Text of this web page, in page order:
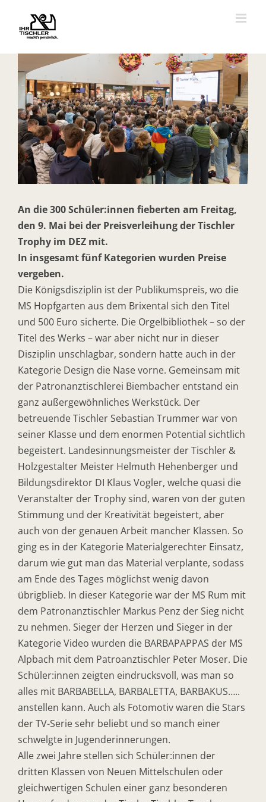
springen
grösseres
Bild
An die 300 Schüler:innen fieberten am Freitag,
den 9. Mai bei der Preisverleihung der Tischler
Trophy im DEZ mit.
In insgesamt fünf Kategorien wurden Preise
vergeben.
Die Königsdisziplin ist der Publikumspreis, wo die
MS Hopfgarten aus dem Brixental sich den Titel
und 500 Euro sicherte. Die Orgelbibliothek – so der
Titel des Werks – war aber nicht nur in dieser
Disziplin unschlagbar, sondern hatte auch in der
Kategorie Design die Nase vorne. Gemeinsam mit
der Patronanztischlerei Biembacher entstand ein
ganz außergewöhnliches Werkstück. Der
betreuende Tischler Sebastian Trummer war von
seiner Klasse und dem enormen Potential sichtlich
begeistert. Landesinnungsmeister der Tischler &
Holzgestalter Meister Helmuth Hehenberger und
Bildungsdirektor DI Klaus Vogler, welche quasi die
Veranstalter der Trophy sind, waren von der guten
Stimmung und der Kreativität begeistert, aber
auch von der genauen Arbeit mancher Klassen. So
ging es in der Kategorie Materialgerechter Einsatz,
darum wie gut man das Material verplante, sodass
am Ende des Tages möglichst wenig davon
übrigblieb. In dieser Kategorie war der MS Rum mit
dem Patronanztischler Markus Penz der Sieg nicht
zu nehmen. Sieger der Herzen und Sieger in der
Kategorie Video wurden die BARBAPAPPAS der MS
Alpbach mit dem Patroanztischler Peter Moser. Die
Schüler:innen zeigten eindrucksvoll, was man so
alles mit BARBABELLA, BARBALETTA, BARBAKUS…..
anstellen kann. Auch als Fotomotiv waren die Stars
der TV-Serie sehr beliebt und so manch einer
schwelgte in Jugenderinnerungen.
Alle zwei Jahre stellen sich Schüler:innen der
dritten Klassen von Neuen Mittelschulen oder
gleichwertigen Schulen einer ganz besonderen